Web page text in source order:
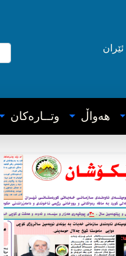
ئێران
هه‌واڵ وتــاره‌کان